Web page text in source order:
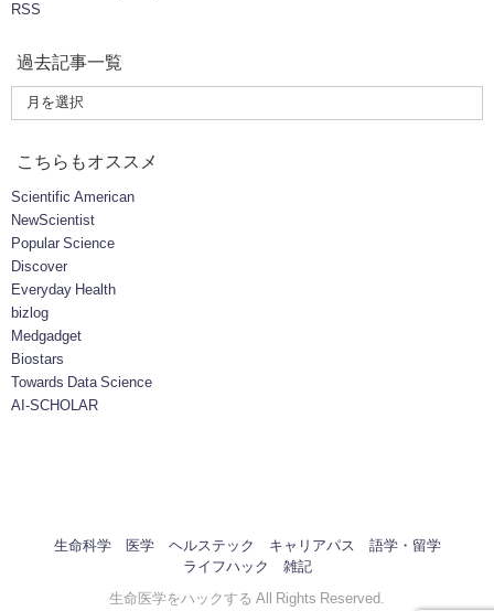
RSS
過去記事一覧
こちらもオススメ
Scientific American
NewScientist
Popular Science
Discover
Everyday Health
bizlog
Medgadget
Biostars
Towards Data Science
AI-SCHOLAR
生命科学 医学 ヘルステック キャリアパス
語学・留学
ライフハック
雑記
生命医学をハックする All Rights Reserved.